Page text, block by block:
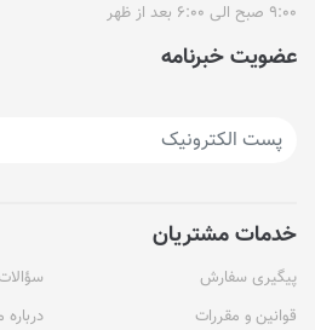
۹:۰۰ صبح الی ۶:۰۰ بعد از ظهر
عضویت خبرنامه
خدمات مشتریان
پیگیری سفارش
قوانین و مقررات
درباره